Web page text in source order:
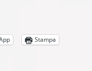
Stampa